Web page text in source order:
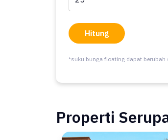
Hitung
*suku bunga floating dapat
Properti